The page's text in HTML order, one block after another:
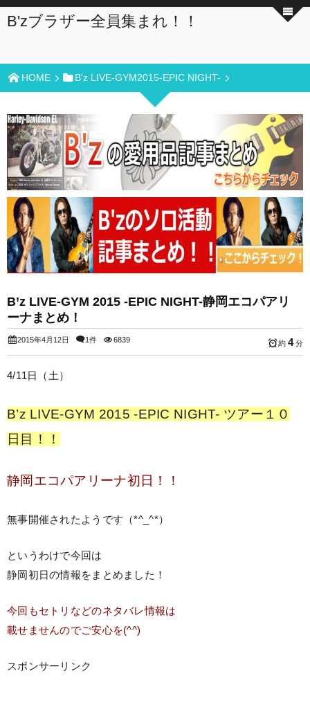
B'zブラザー全員集まれ！！
HOME B'z LIVE-GYM2015-EPIC NIGHT-
B’z LIVE-GYM 2015 -EPIC NIGHT-静岡エコパアリ
ーナまとめ！
2015年4月12日 1件 6839 約 4分
4/11日（土）
B’z LIVE-GYM 2015 -EPIC NIGHT- ツアー１０
日目！！
静岡エコパアリーナ初日！！
無事開催されたようです（*^_^*）
というわけで今回は
静岡初日の情報をまとめました！
今回もセトリなどのネタバレ情報は
載せませんのでご安心を(^^)
スポンサーリンク